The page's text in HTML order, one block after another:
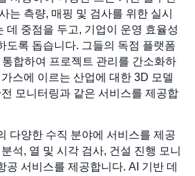
는 측량, 매핑 및 검사를 위한 실시
데 중점을 두고, 기업이 운영 효율성
도록 돕습니다. 그들의 독점 플랫폼
합하여 프로젝트 관리를 간소화하
스에 이르는 산업에 대한 3D 모델
모니터링과 같은 서비스를 제공합
다양한 수직 분야에 서비스를 제공
석, 열 및 시각 검사, 건설 진행 모니
공 서비스를 제공합니다. AI 기반 데